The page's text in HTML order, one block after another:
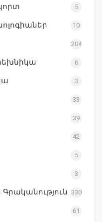
5
10
204
6
3
33
39
42
5
3
330
61